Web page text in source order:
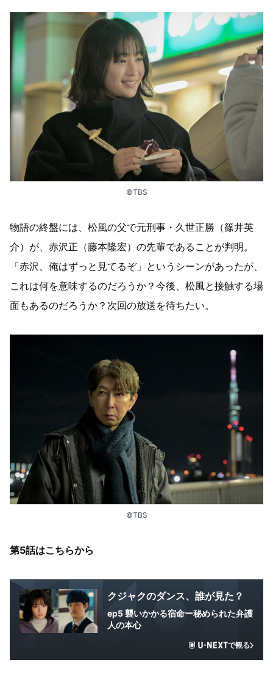
©TBS
物語の終盤には、松風の父で元刑事・久世正勝（篠井英
介）が、赤沢正（藤本隆宏）の先輩であることが判明。
「赤沢、俺はずっと見てるぞ」というシーンがあったが、
これは何を意味するのだろうか？今後、松風と接触する場
面もあるのだろうか？次回の放送を待ちたい。
©TBS
第5話はこちらから
クジャクのダンス、誰が見た？
ep5 襲いかかる宿命ー秘められた弁護
人の本心
で観る